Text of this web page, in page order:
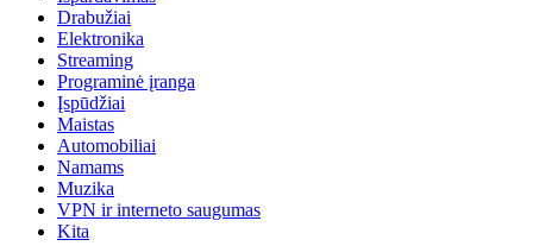
Drabužiai
Elektronika
Streaming
Programinė įranga
Įspūdžiai
Maistas
Automobiliai
Namams
Muzika
VPN ir interneto saugumas
Kita